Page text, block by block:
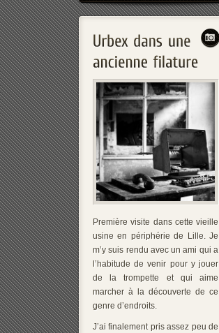
Première visite dans cette vieille
usine en périphérie de Lille. Je
m’y suis rendu avec un ami qui a
l’habitude de venir pour y jouer
de la trompette et qui aime
marcher à la découverte de ce
genre d’endroits.
J’ai finalement pris assez peu de